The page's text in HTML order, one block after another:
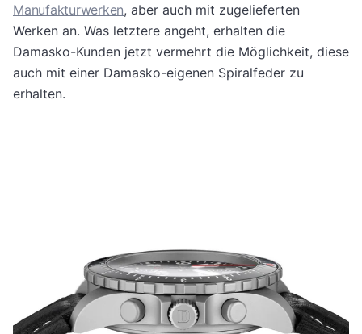
Manufakturwerken, aber auch mit zugelieferten
Werken an. Was letztere angeht, erhalten die
Damasko-Kunden jetzt vermehrt die Möglichkeit, diese
auch mit einer Damasko-eigenen Spiralfeder zu
erhalten.